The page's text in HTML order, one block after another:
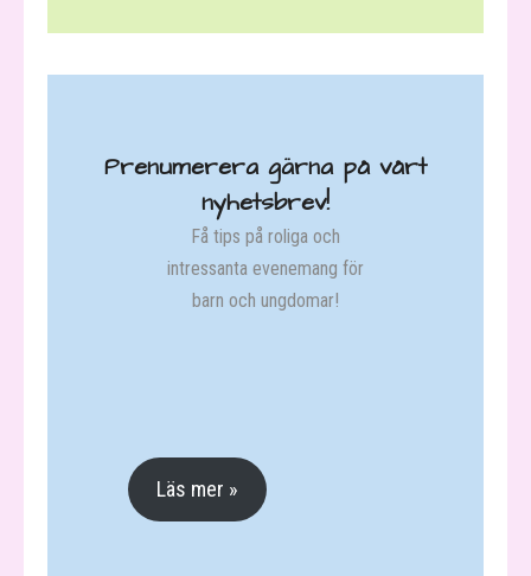
Prenumerera gärna på vårt
nyhetsbrev!
Få tips på roliga och
intressanta evenemang för
barn och ungdomar!
Läs mer »